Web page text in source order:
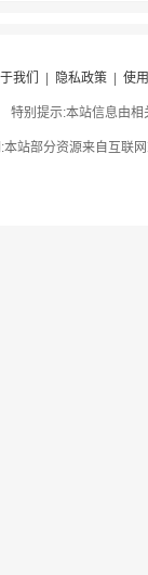
我们 隐私政策| 使
特别提示:本站信息由
本站部分资源来自互联